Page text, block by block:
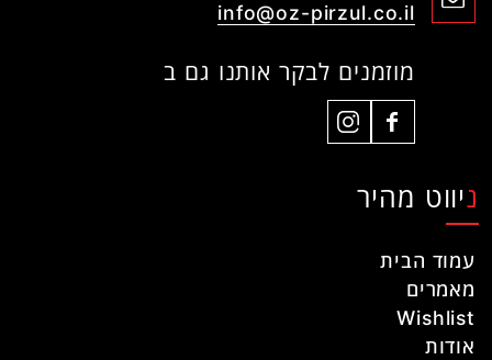
info@oz-pirzul.co.il
מוזמנים לבקר אותנו גם ב
ניווט מהיר
עמוד הבית
מאמרים
Wishlist
אודות